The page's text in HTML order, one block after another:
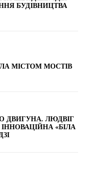
БУДІВНИЦТВА
МІСТОМ МОСТІВ
ДВИГУНА. ЛЮДВІГ
«БІЛА